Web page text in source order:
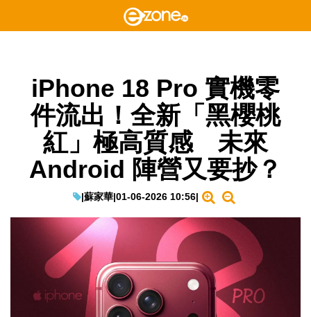
iPhone 18 Pro 實機零
件流出！全新「黑櫻桃
紅」極高質感 未來
Android 陣營又要抄？
|蘇家華|01-06-2026 10:56|